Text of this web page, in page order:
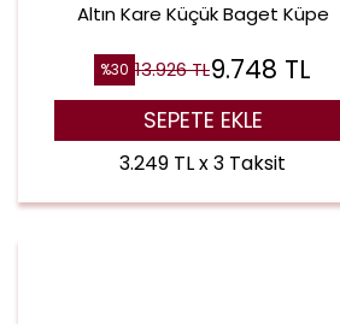
Altın Kare Küçük Baget Küpe
%30 13.926TL9.748 TL
SEPETE EKLE
3.249 TL x 3 Taksit